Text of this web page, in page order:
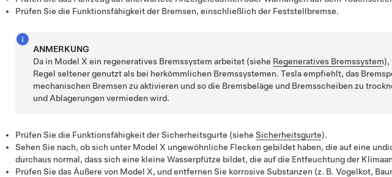
Prüfen Sie die Funktionsfähigkeit der Bremsen, einschließlich der Feststellbremse.
ANMERKUNG
Da in Model X ein regeneratives Bremssystem arbeitet (siehe Regeneratives Bremssystem),
Regel seltener genutzt als bei herkömmlichen Bremssystemen. Tesla empfiehlt, das
mechanischen Bremsen zu aktivieren und so die Bremsbeläge und Bremsscheiben zu
und Ablagerungen vermieden wird.
Prüfen Sie die Funktionsfähigkeit der Sicherheitsgurte (siehe Sicherheitsgurte).
Sehen Sie nach, ob sich unter Model X ungewöhnliche Flecken gebildet haben, die auf eine
durchaus normal, dass sich eine kleine Wasserpfütze bildet, die auf die Entfeuchtung der
Prüfen Sie das Äußere von Model X, und entfernen Sie korrosive Substanzen (z. B. Vogelkot,